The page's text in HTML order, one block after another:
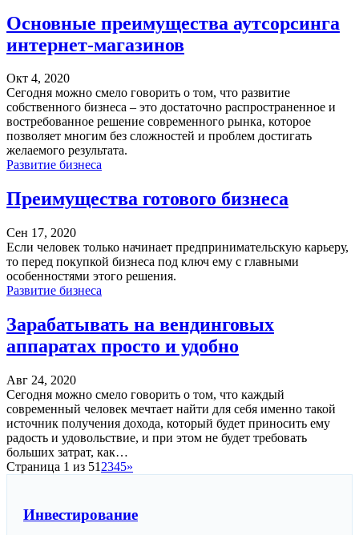
Основные преимущества аутсорсинга
интернет-магазинов
Окт 4, 2020
Сегодня можно смело говорить о том, что развитие
собственного бизнеса – это достаточно распространенное и
востребованное решение современного рынка, которое
позволяет многим без сложностей и проблем достигать
желаемого результата.
Развитие бизнеса
Преимущества готового бизнеса
Сен 17, 2020
Если человек только начинает предпринимательскую карьеру,
то перед покупкой бизнеса под ключ ему с главными
особенностями этого решения.
Развитие бизнеса
Зарабатывать на вендинговых
аппаратах просто и удобно
Авг 24, 2020
Сегодня можно смело говорить о том, что каждый
современный человек мечтает найти для себя именно такой
источник получения дохода, который будет приносить ему
радость и удовольствие, и при этом не будет требовать
больших затрат, как…
Страница 1 из 51 2345»
Инвестирование